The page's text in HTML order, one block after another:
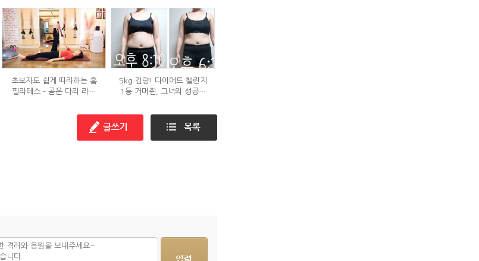
초보자도 쉽게 따라하는 홈
필라테스 – 곧은 다리 라인
5kg 감량! 다이어트 챌린지
1등 거머쥔, 그녀의 성공팁